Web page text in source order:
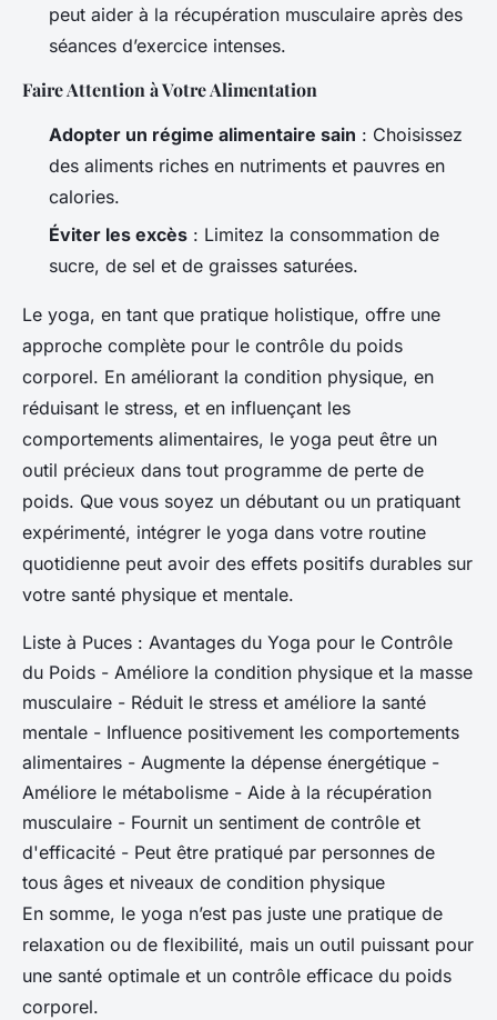
peut aider à la récupération musculaire après des
séances d’exercice intenses.
Faire Attention à Votre Alimentation
Adopter un régime alimentaire sain : Choisissez
des aliments riches en nutriments et pauvres en
calories.
Éviter les excès : Limitez la consommation de
sucre, de sel et de graisses saturées.
Le yoga, en tant que pratique holistique, offre une
approche complète pour le contrôle du poids
corporel. En améliorant la condition physique, en
réduisant le stress, et en influençant les
comportements alimentaires, le yoga peut être un
outil précieux dans tout programme de perte de
poids. Que vous soyez un débutant ou un pratiquant
expérimenté, intégrer le yoga dans votre routine
quotidienne peut avoir des effets positifs durables sur
votre santé physique et mentale.
Liste à Puces : Avantages du Yoga pour le Contrôle
du Poids - Améliore la condition physique et la masse
musculaire - Réduit le stress et améliore la santé
mentale - Influence positivement les comportements
alimentaires - Augmente la dépense énergétique -
Améliore le métabolisme - Aide à la récupération
musculaire - Fournit un sentiment de contrôle et
d'efficacité - Peut être pratiqué par personnes de
tous âges et niveaux de condition physique
En somme, le yoga n’est pas juste une pratique de
relaxation ou de flexibilité, mais un outil puissant pour
une santé optimale et un contrôle efficace du poids
corporel.